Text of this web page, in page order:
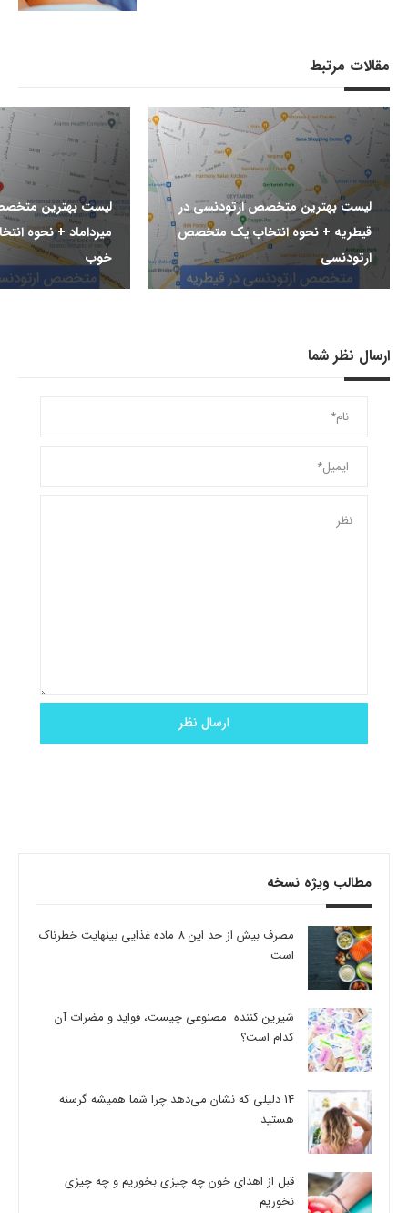
مقالات مرتبط
لیست بهترین متخصص ارتودنسی در
قیطریه + نحوه انتخاب یک متخصص
ارتودنسی
لیست بهترین
میرداماد + نحوه
خوب
ارسال نظر شما
مطالب ویژه نسخه
مصرف بیش از حد این 8 ماده غذایی بینهایت خطرناک
است
شیرین کننده مصنوعی چیست، فواید و مضرات آن
کدام است؟
14 دلیلی که نشان می‌دهد چرا شما همیشه گرسنه
هستید
قبل از اهدای خون چه چیزی بخوریم و چه چیزی
نخوریم